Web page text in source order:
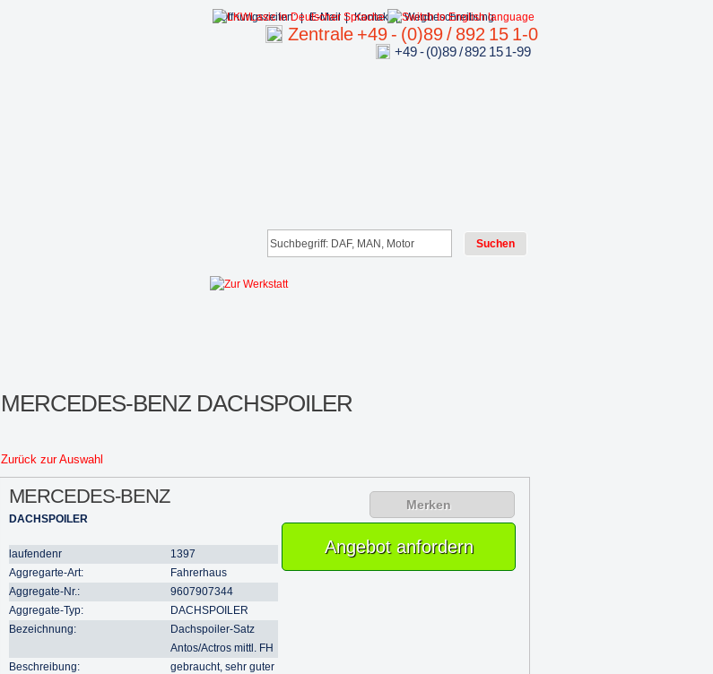
Wegbeschreibung
Kontakt |
E-Mail |
Öffnungszeiten: |
Zentrale +49 - (0)89 / 892 15 1-0
+49 - (0)89 / 892 15 1-99
MERCEDES-BENZ DACHSPOILER
Zurück zur Auswahl
Merken
Angebot anfordern
MERCEDES-BENZ
DACHSPOILER
laufendenr
1397
Aggregarte-Art:
Fahrerhaus
Aggregate-Nr.:
9607907344
Aggregate-Typ:
DACHSPOILER
Bezeichnung:
Dachspoiler-Satz
Antos/Actros mittl. FH
Beschreibung:
gebraucht, sehr guter